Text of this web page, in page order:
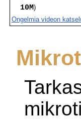
10M)
Ongelmia videon